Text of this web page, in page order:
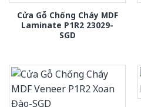
Cửa Gỗ Chống Cháy MDF
Laminate P1R2 23029-
SGD